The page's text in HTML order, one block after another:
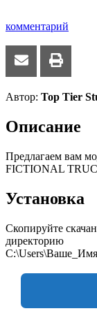
комментарий
Автор: Top Tier
Описание
Предлагаем вам
FICTIONAL
Установка
Скопируйте
директорию